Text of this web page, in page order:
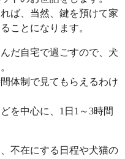
ば、当然、鍵を預けて家
ことになります。
だ自宅で過ごすので、犬
体制で見てもらえるわけ
を中心に、1日1～3時間
不在にする日程や犬猫の